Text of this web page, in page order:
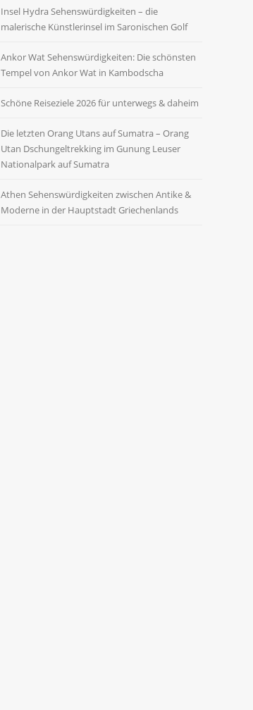
Insel Hydra Sehenswürdigkeiten – die
malerische Künstlerinsel im Saronischen Golf
Ankor Wat Sehenswürdigkeiten: Die schönsten
Tempel von Ankor Wat in Kambodscha
Schöne Reiseziele 2026 für unterwegs & daheim
Die letzten Orang Utans auf Sumatra – Orang
Utan Dschungeltrekking im Gunung Leuser
Nationalpark auf Sumatra
Athen Sehenswürdigkeiten zwischen Antike &
Moderne in der Hauptstadt Griechenlands